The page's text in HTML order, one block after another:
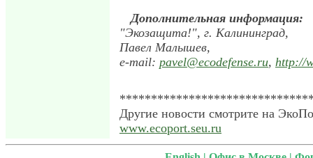
Дополнительная информация:
"Экозащита!", г. Калининград,
Павел Малышев,
e-mail: pavel@ecodefense.ru, http://
Другие новости смотрите на
www.ecoport.seu.ru